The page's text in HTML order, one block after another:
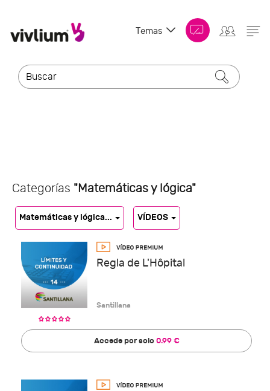
Temas
Categorías "Matemáticas y lógica"
Matemáticas y lógica... VÍDEOS
Regla de L'Hôpital
Santillana
Accede por solo0.99 €